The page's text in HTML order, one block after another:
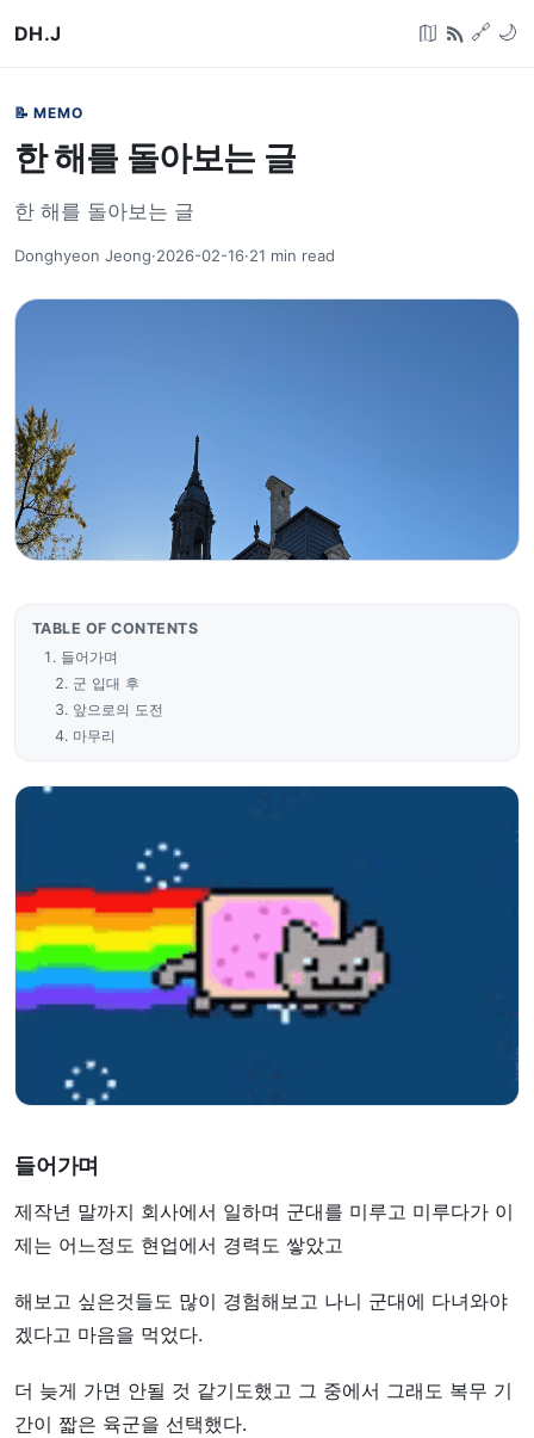
DH.J 🔗 🌙
📝 MEMO
한 해를 돌아보는 글
한 해를 돌아보는 글
Donghyeon Jeong·2026-02-16·21 min read
들어가며
제작년 말까지 회사에서 일하며 군대를 미루고 미루다가 이
제는 어느정도 현업에서 경력도 쌓았고
해보고 싶은것들도 많이 경험해보고 나니 군대에 다녀와야
겠다고 마음을 먹었다.
더 늦게 가면 안될 것 같기도했고 그 중에서 그래도 복무 기
간이 짧은 육군을 선택했다.
TABLE OF CONTENTS
들어가며
군 입대 후
앞으로의 도전
마무리